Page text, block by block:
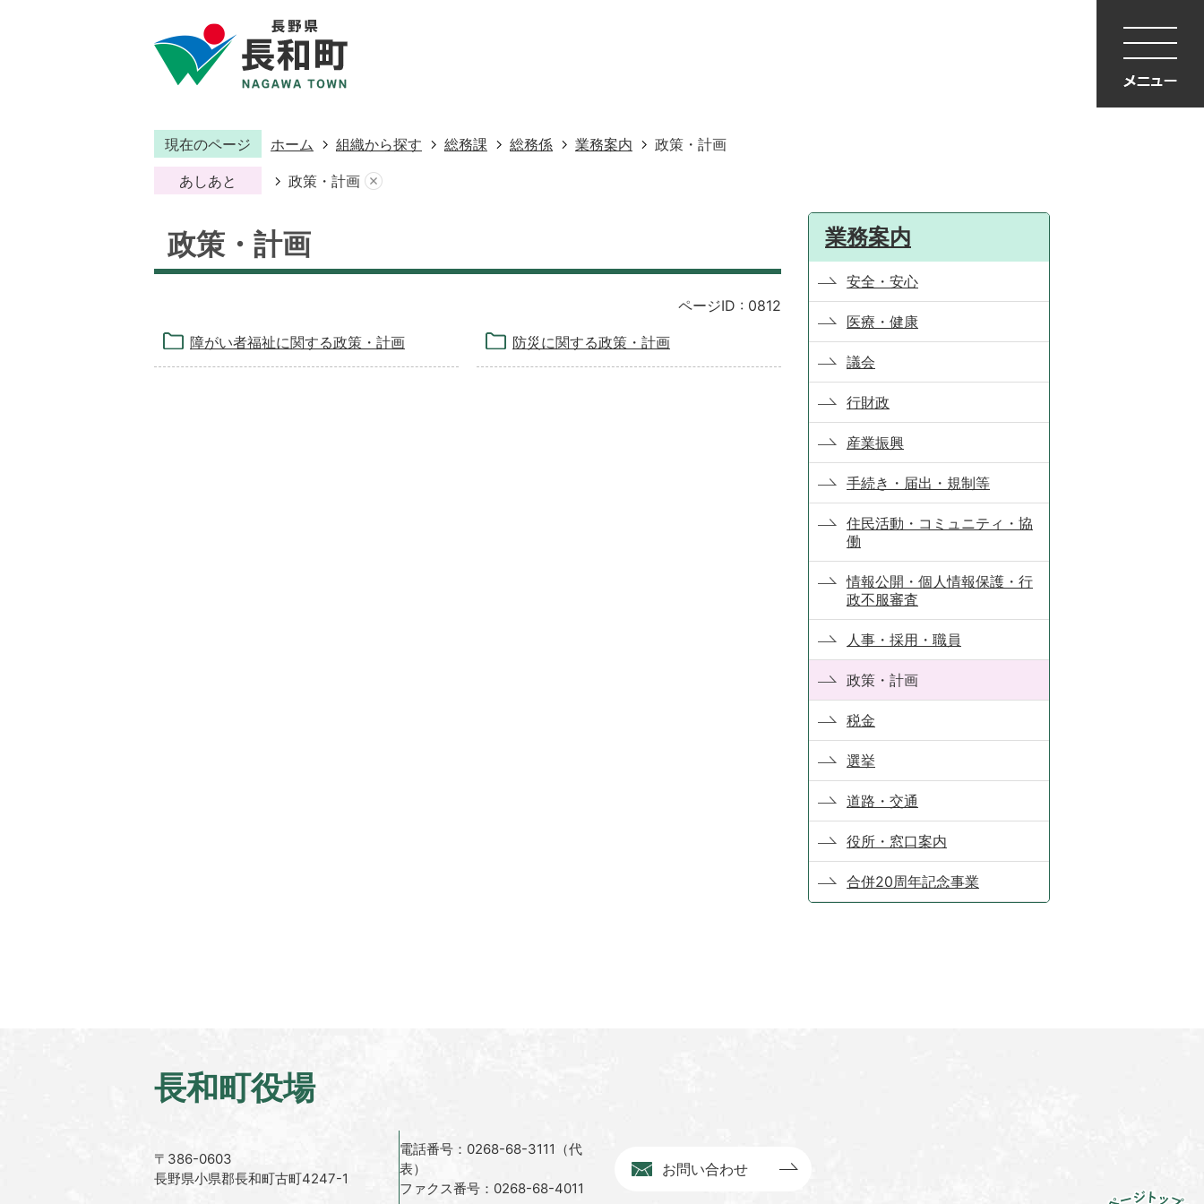
現在のページ ホーム 組織から探す 総務課 総務係 業務案内 政策・計画
あしあと 政策・計画
政策・計画
ページID : 0812
障がい者福祉に関する政策・計画 防災に関する政策・計画
業務案内
安全・安心
医療・健康
議会
行財政
産業振興
手続き・届出・規制等
住民活動・コミュニティ・協
働
情報公開・個人情報保護・行
政不服審査
人事・採用・職員
政策・計画
税金
選挙
道路・交通
役所・窓口案内
合併20周年記念事業
長和町役場
〒386-0603
長野県小県郡長和町古町4247-1
電話番号：0268-68-3111（代
表）
ファクス番号：0268-68-4011
お問い合わせ